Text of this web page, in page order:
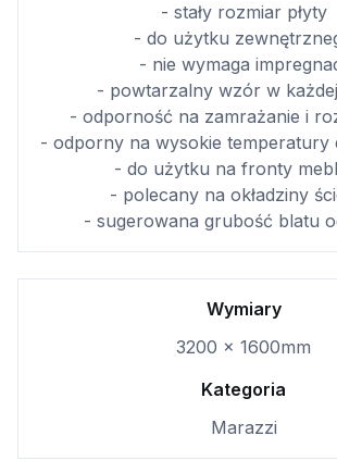
- stały rozmiar płyty
- do użytku
- nie wymaga
- powtarzalny wzór w każdej
- odporność na zamrażanie i
- odporny na wysokie temperatury
- do użytku na fronty
- polecany na okładziny
- sugerowana grubość blatu
Wymiary
3200 x 1600mm
Kategoria
Marazzi